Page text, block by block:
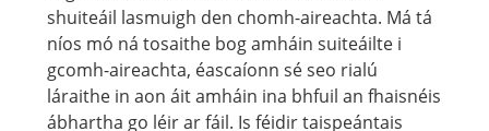
shuiteáil lasmuigh den chomh-aireachta. Má tá
níos mó ná tosaithe bog amháin suiteáilte i
gcomh-aireachta, éascaíonn sé seo rialú
láraithe in aon áit amháin ina bhfuil an fhaisnéis
ábhartha go léir ar fáil. Is féidir taispeántais